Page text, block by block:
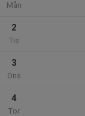
Mån
2
Tis
3
Ons
4
Tor